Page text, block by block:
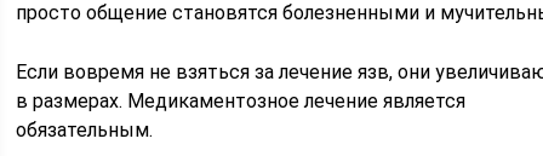
просто общение становятся болезненными и
Если вовремя не взяться за лечение язв, они
в размерах. Медикаментозное лечение является
обязательным.